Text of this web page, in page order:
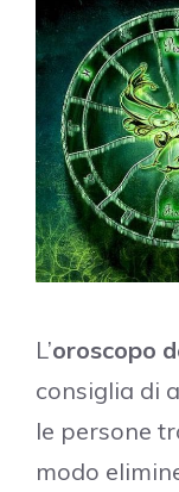
L’oroscopo
consiglia di
le persone
modo